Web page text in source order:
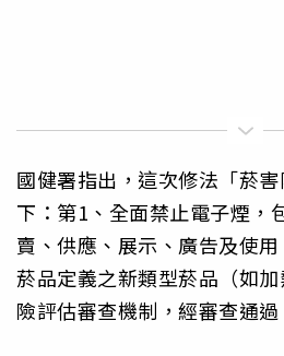
國健署指出，這次修法「菸
下：第1、全面禁止電子煙，
賣、供應、展示、廣告及使
菸品定義之新類型菸品（如
險評估審查機制，經審查通